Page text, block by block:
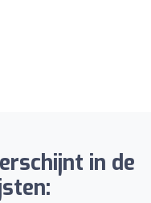
in de